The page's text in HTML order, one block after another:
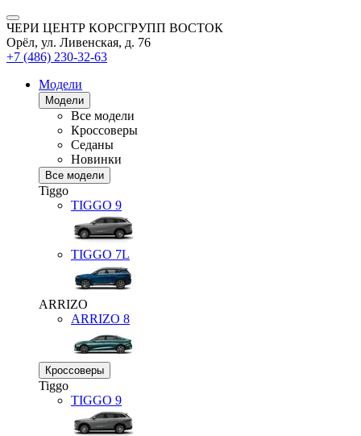
ЧЕРИ ЦЕНТР КОРСГРУПП ВОСТОК
Орёл, ул. Ливенская, д. 76
+7 (486) 230-32-63
Модели
Модели
Все модели
Кроссоверы
Седаны
Новинки
Все модели
Tiggo
TIGGO 9
TIGGO 7L
ARRIZO
ARRIZO 8
Кроссоверы
Tiggo
TIGGO 9